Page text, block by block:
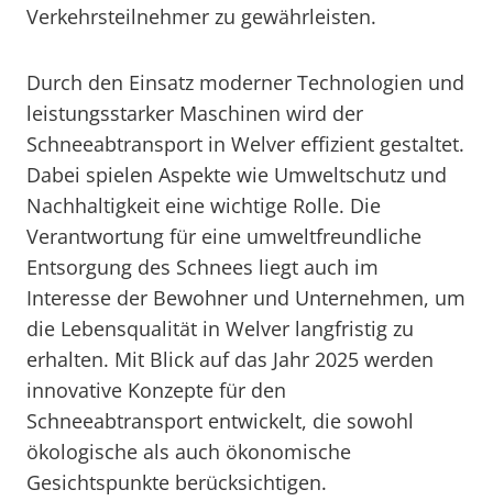
Verkehrsteilnehmer zu gewährleisten.
Durch den Einsatz moderner Technologien und
leistungsstarker Maschinen wird der
Schneeabtransport in Welver effizient gestaltet.
Dabei spielen Aspekte wie Umweltschutz und
Nachhaltigkeit eine wichtige Rolle. Die
Verantwortung für eine umweltfreundliche
Entsorgung des Schnees liegt auch im
Interesse der Bewohner und Unternehmen, um
die Lebensqualität in Welver langfristig zu
erhalten. Mit Blick auf das Jahr 2025 werden
innovative Konzepte für den
Schneeabtransport entwickelt, die sowohl
ökologische als auch ökonomische
Gesichtspunkte berücksichtigen.